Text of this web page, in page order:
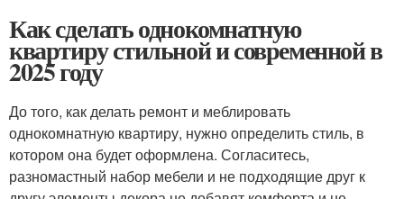
Как сделать однокомнатную
квартиру стильной и современной в
2025 году
До того, как делать ремонт и меблировать
однокомнатную квартиру, нужно определить стиль, в
котором она будет оформлена. Согласитесь,
разномастный набор мебели и не подходящие друг к